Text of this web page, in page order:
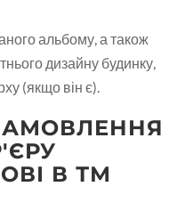
альбому, а також
дизайну будинку,
(якщо він є).
В ТМ